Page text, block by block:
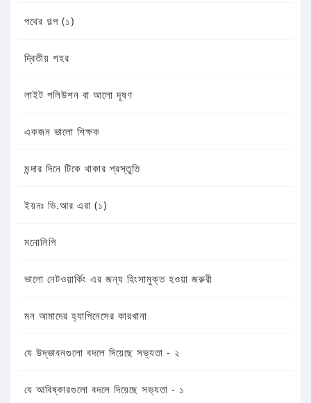
পথের গল্প (১)
দ্বিতীয় শহর
লাইট পলিউশন বা আলো দূষণ
একজন ভালো শিক্ষক
মন্দার দিনে টিকে থাকার প্রস্তুতি
ইয়নঃ ভি.আর এরা (১)
মনোলিপি
ভালো নেটওয়ার্কিং এর জন্য হিংসামুক্ত হওয়া জরুরী
মন আমাদের হ্যাপিনেসের কারখানা
যে উদ্ভাবনগুলো বদলে দিয়েছে সভ্যতা - ২
যে আবিষ্কারগুলো বদলে দিয়েছে সভ্যতা - ১